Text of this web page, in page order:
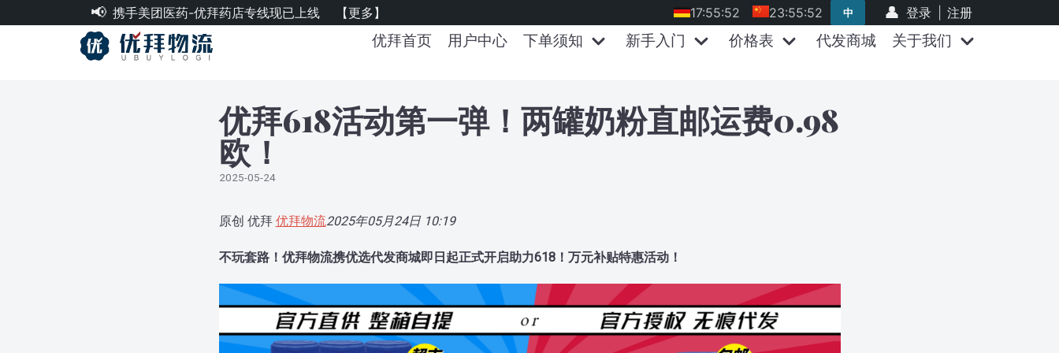
优拜首页 用户中心 下单须知 新手入门 价格表 代发商城 关于我们
携手美团医药-优拜药店专线现已上线 【更多】 注册
登录
中
23:55:52
17:55:52
优拜618活动第一弹！两罐奶粉直邮运费0.98
欧！
2025-05-24
原创 优拜 优拜物流2025年05月24日 10:19
不玩套路！优拜物流携优选代发商城即日起正式开启助力618！万元补贴特惠活动！